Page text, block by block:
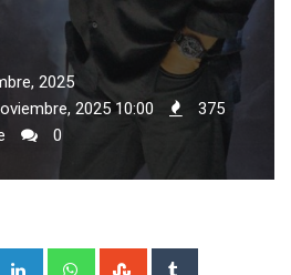
2025
2025 10:00
375
0
LinkedIn WhatsappStumbleUpon